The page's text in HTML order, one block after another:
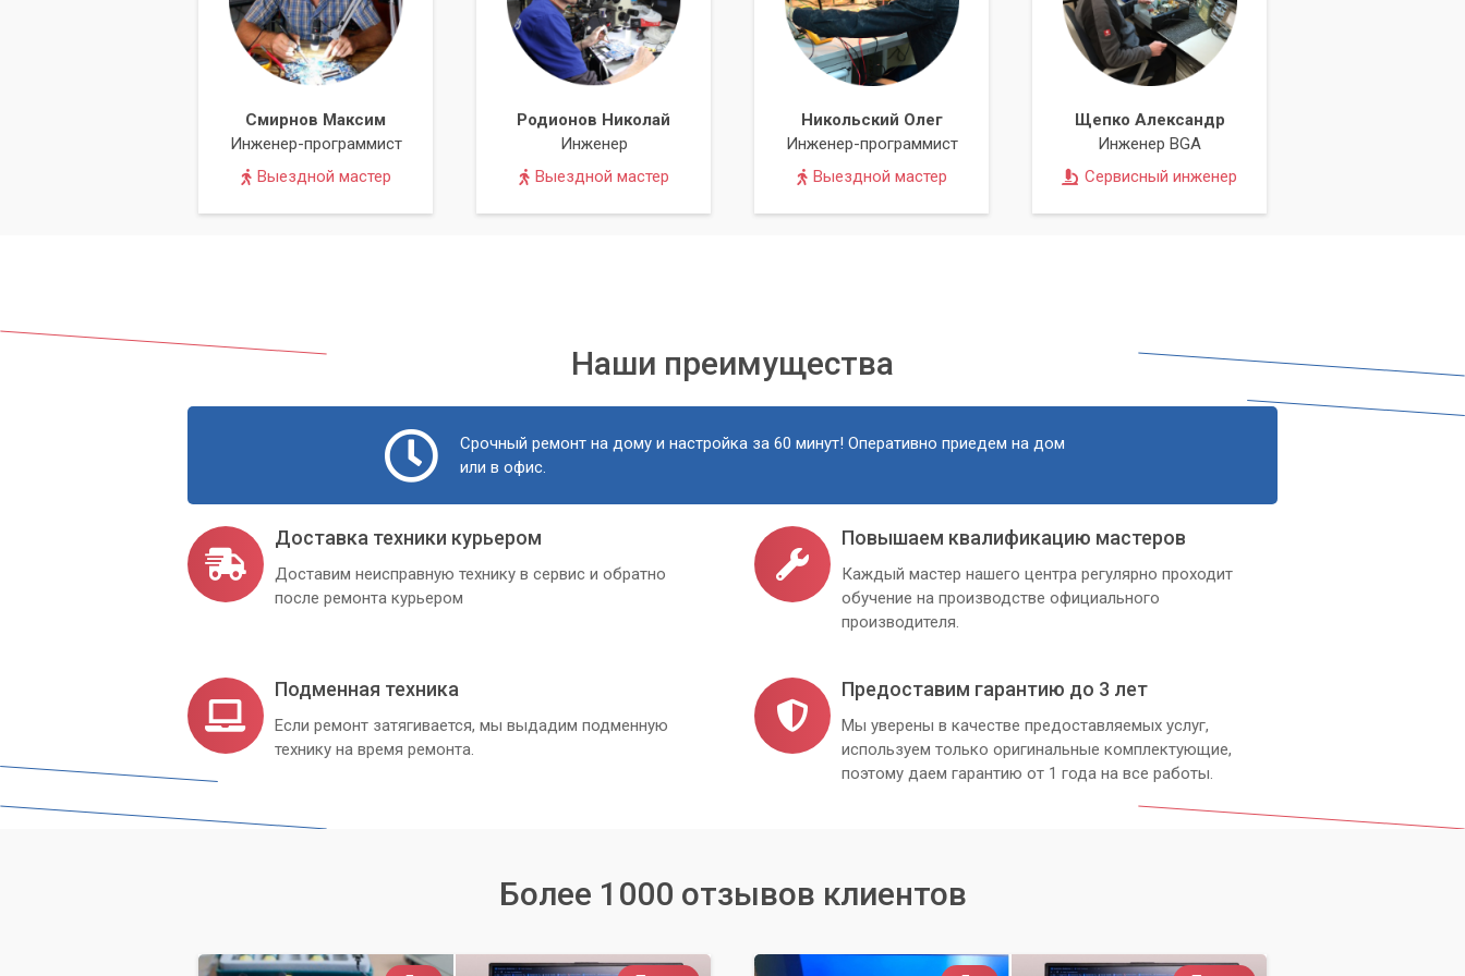
Обращайтесь в «Компьютерный Мастер» и получите профессиональную помощь в установке драйверов,
гарантирующую стабильную и быструю работу всех устройств. Мы работаем по всей Киеве и Киевской
области, обеспечивая качественный сервис для каждого клиента.
Смирнов Максим
Инженер-программист
Выездной мастер
Родионов Николай
Инженер
Выездной мастер
Никольский Олег
Инженер-программист
Выездной мастер
Щепко Александр
Инженер BGA
Сервисный инженер
Наши преимущества
Срочный ремонт на дому и настройка за 60 минут! Оперативно приедем на дом
или в офис.
Доставка техники курьером
Доставим неисправную технику в сервис и обратно
после ремонта курьером
Повышаем квалификацию мастеров
Каждый мастер нашего центра регулярно проходит
обучение на производстве официального
производителя.
Подменная техника
Если ремонт затягивается, мы выдадим подменную
технику на время ремонта.
Предоставим гарантию до 3 лет
Мы уверены в качестве предоставляемых услуг,
используем только оригинальные комплектующие,
поэтому даем гарантию от 1 года на все работы.
Более 1000 отзывов клиентов